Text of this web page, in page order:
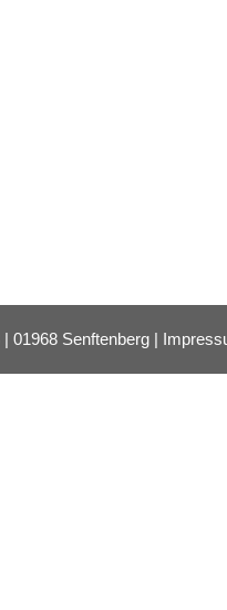
01968 Senftenberg |